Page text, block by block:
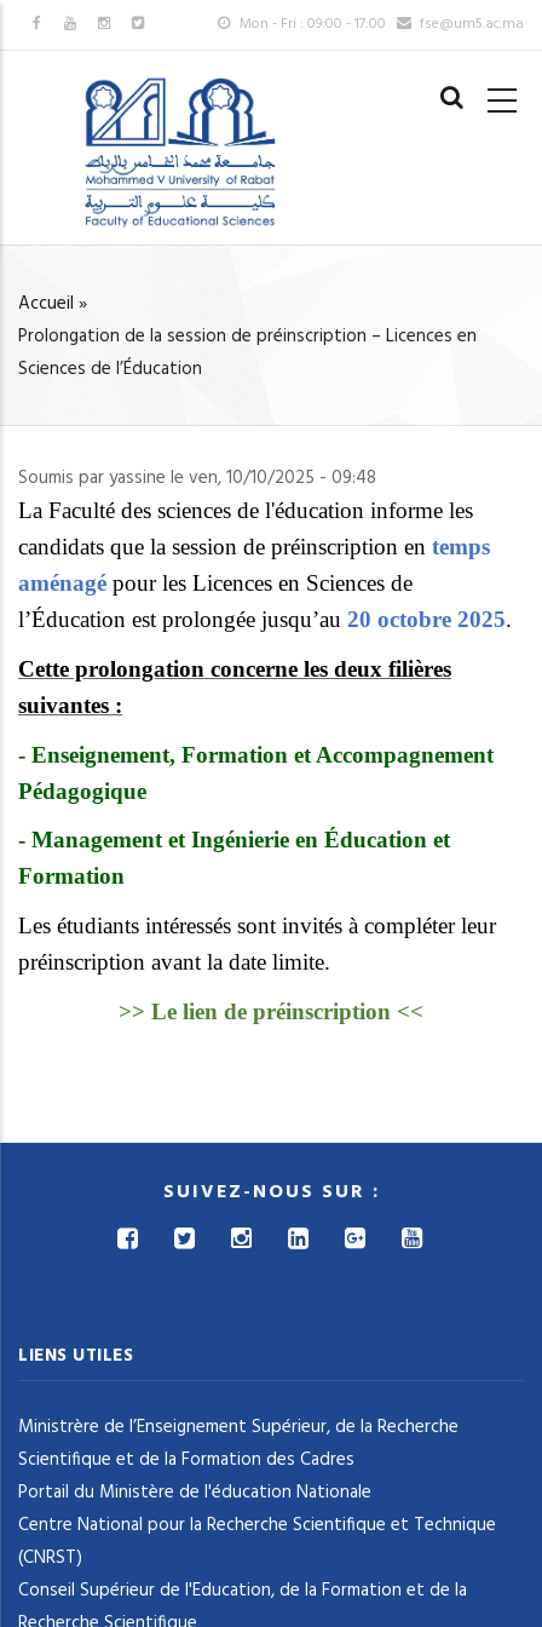
Aller
au
Mon - Fri : 09:00 - 17:00 fse@um5.ac.ma
MAIN
FIL
D'ARIANE
Accueil »
Prolongation de la session de préinscription – Licences en
Sciences de l’Éducation
Soumis paryassine le ven, 10/10/2025 - 09:48
La Faculté des sciences de l'éducation informe les
candidats que la session de préinscription en temps
aménagé pour les Licences en Sciences de
l’Éducation est prolongée jusqu’au 20 octobre 2025.
Cette prolongation concerne les deux filières
suivantes :
- Enseignement, Formation et Accompagnement
Pédagogique
- Management et Ingénierie en Éducation et
Formation
Les étudiants intéressés sont invités à compléter leur
préinscription avant la date limite.
>> Le lien de préinscription <<
SUIVEZ-NOUS SUR :
LIENS UTILES
Ministrère de l’Enseignement Supérieur, de la Recherche
Scientifique et de la Formation des Cadres
Portail du Ministère de l'éducation Nationale
Centre National pour la Recherche Scientifique et Technique
(CNRST)
Conseil Supérieur de l'Education, de la Formation et de la